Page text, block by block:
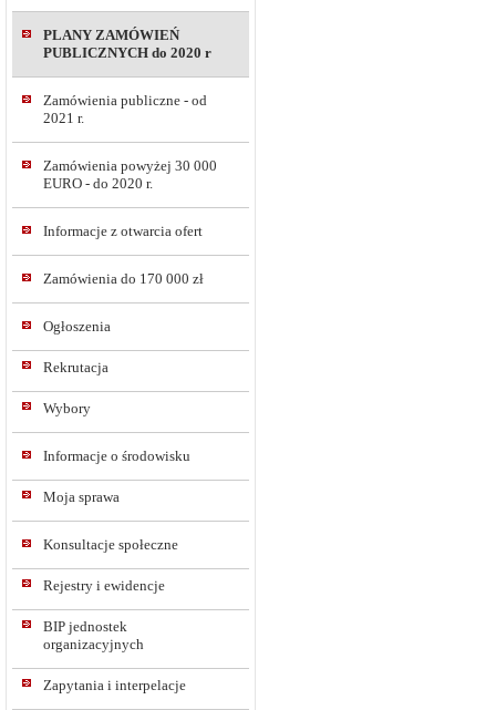
PLANY ZAMÓWIEŃ
PUBLICZNYCH do 2020 r
Zamówienia publiczne - od
2021 r.
Zamówienia powyżej 30 000
EURO - do 2020 r.
Informacje z otwarcia ofert
Zamówienia do 170 000 zł
Ogłoszenia
Rekrutacja
Wybory
Informacje o środowisku
Moja sprawa
Konsultacje społeczne
Rejestry i ewidencje
BIP jednostek
organizacyjnych
Zapytania i interpelacje